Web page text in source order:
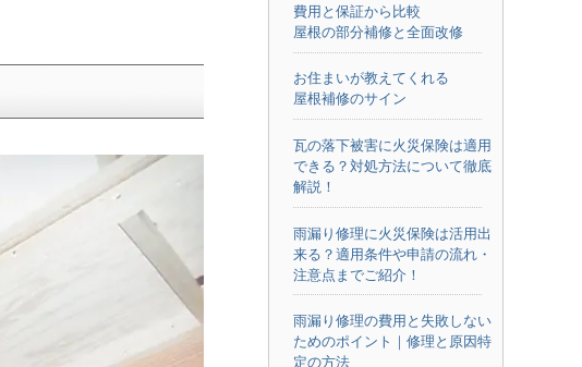
費用と保証から比較
屋根の部分補修と全面改修
お住まいが教えてくれる
屋根補修のサイン
瓦の落下被害に火災保険は適用
できる？対処方法について徹底
解説！
雨漏り修理に火災保険は活用出
来る？適用条件や申請の流れ・
注意点までご紹介！
雨漏り修理の費用と失敗しない
ためのポイント｜修理と原因特
定の方法